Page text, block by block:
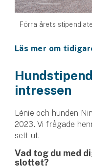
Förra årets
Läs mer om
intressen
Lénie och hunden
2023. Vi frågade
sett ut.
Vad tog du med
slottet?